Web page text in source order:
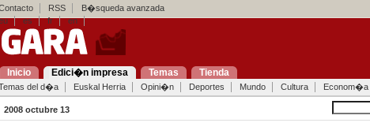
RSS B�squeda avanzada
es fr en
Inicio Edici�n impresa Temas Tienda
del d�a Euskal Herria Opini�n Deportes Mundo Cultura Econom�a
2008 octubre 13